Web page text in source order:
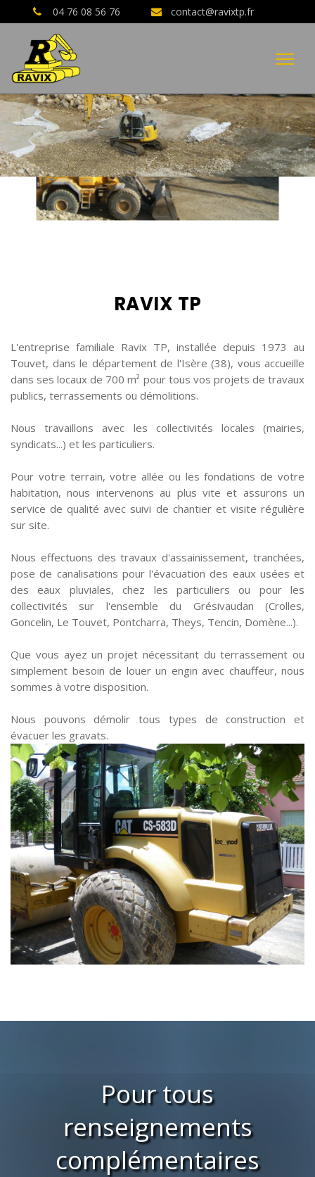
04 76 08 56 76 contact@ravixtp.fr
04 76 08 56 76 AVIS CLIENTS GOOGLE
RAVIX TP
L'entreprise familiale Ravix TP, installée depuis 1973 au
Touvet, dans le département de l'Isère (38), vous accueille
dans ses locaux de 700 m² pour tous vos projets de travaux
publics, terrassements ou démolitions.
Nous travaillons avec les collectivités locales (mairies,
syndicats...) et les particuliers.
Pour votre terrain, votre allée ou les fondations de votre
habitation, nous intervenons au plus vite et assurons un
service de qualité avec suivi de chantier et visite régulière
sur site.
Nous effectuons des travaux d'assainissement, tranchées,
pose de canalisations pour l'évacuation des eaux usées et
des eaux pluviales, chez les particuliers ou pour les
collectivités sur l'ensemble du Grésivaudan (Crolles,
Goncelin, Le Touvet, Pontcharra, Theys, Tencin, Domène...).
Que vous ayez un projet nécessitant du terrassement ou
simplement besoin de louer un engin avec chauffeur, nous
sommes à votre disposition.
Nous pouvons démolir tous types de construction et
évacuer les gravats.
Pour tous
renseignements
complémentaires